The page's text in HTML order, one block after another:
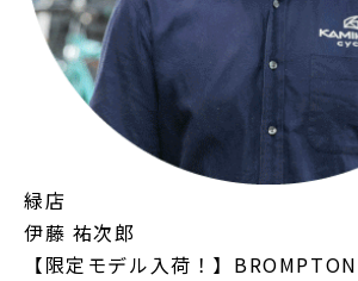
緑店
伊藤 祐次郎
【限定モデル入荷！】